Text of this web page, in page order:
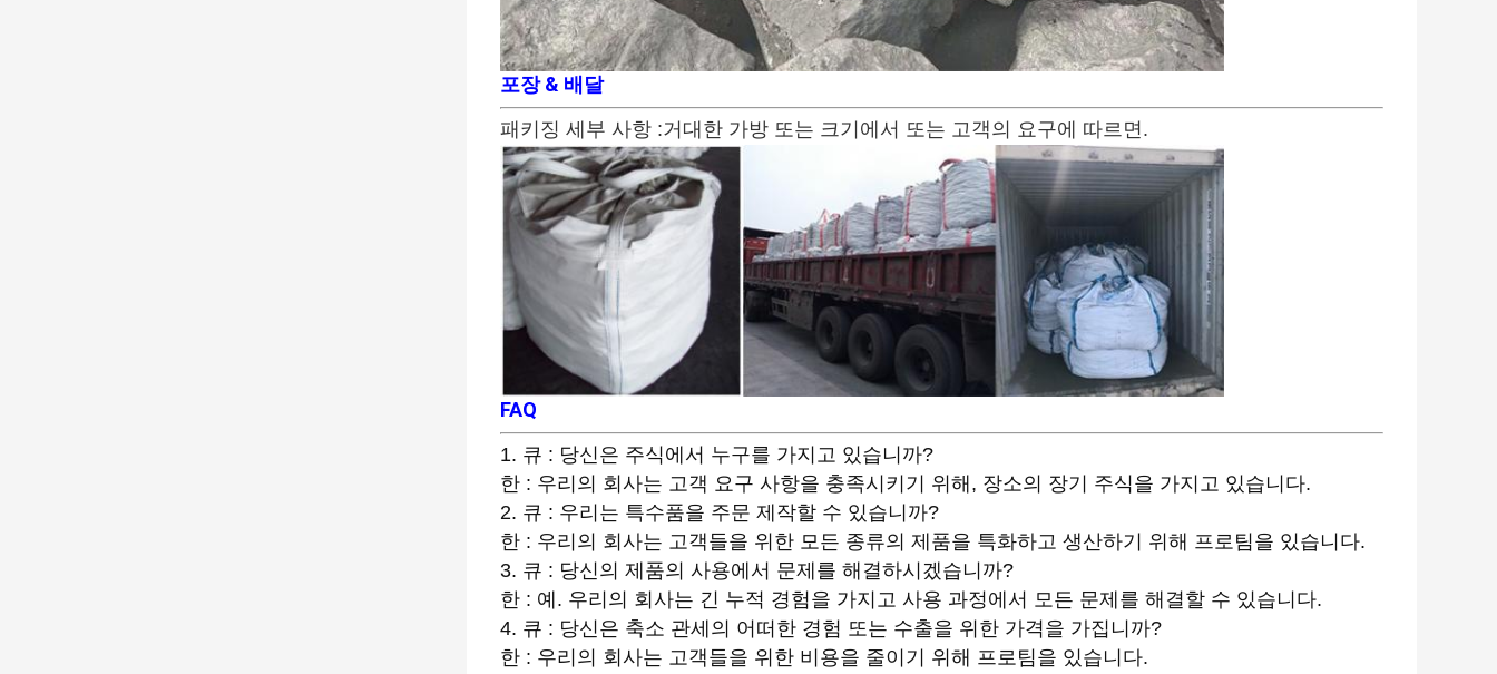
포장 & 배달
패키징 세부 사항 :거대한 가방 또는 크기에서 또는 고객의 요구에 따르면.
FAQ
1. 큐 : 당신은 주식에서 누구를 가지고 있습니까?
한 : 우리의 회사는 고객 요구 사항을 충족시키기 위해, 장소의 장기 주식을 가지고 있습니다.
2. 큐 : 우리는 특수품을 주문 제작할 수 있습니까?
한 : 우리의 회사는 고객들을 위한 모든 종류의 제품을 특화하고 생산하기 위해 프로팀을 있습니다.
3. 큐 : 당신의 제품의 사용에서 문제를 해결하시겠습니까?
한 : 예. 우리의 회사는 긴 누적 경험을 가지고 사용 과정에서 모든 문제를 해결할 수 있습니다.
4. 큐 : 당신은 축소 관세의 어떠한 경험 또는 수출을 위한 가격을 가집니까?
한 : 우리의 회사는 고객들을 위한 비용을 줄이기 위해 프로팀을 있습니다.